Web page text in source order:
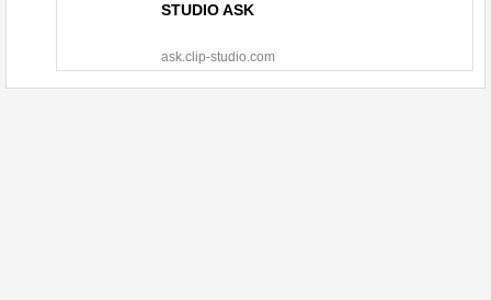
STUDIO ASK
ask.clip-studio.com